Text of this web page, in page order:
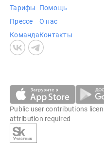
Тарифы
Прессе
Команда
Помощь
О нас
Контакты
Public user contributions
attribution required